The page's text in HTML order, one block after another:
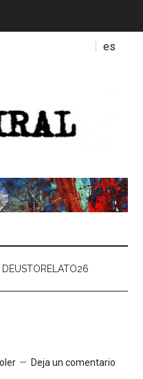
es
DEUSTORELATO26
Deja un comentario